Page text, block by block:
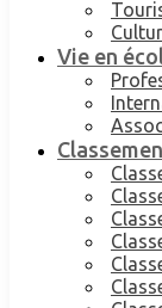
Vie en